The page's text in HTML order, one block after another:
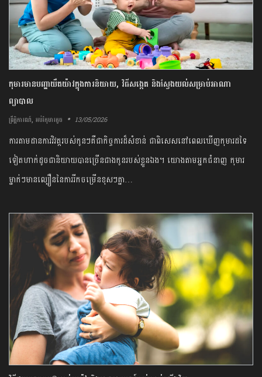
កុមារមានបញ្ហាយឺតយ៉ាវក្នុងការនិយាយ, វិធីសង្កេត និងស្វែងយល់សម្រាប់អាណា
ព្យាបាល
ព្រឹត្តិការណ៍, អប់រំកុមារតូច 13/05/2026
ការតាមដានការវិវត្តរបស់កូនៗគឺជាកិច្ចការដ៏សំខាន់ ជាពិសេសនៅពេលឃើញកុមារដទៃ
ទៀតហាក់ដូចជានិយាយបានច្រើនជាងកូនរបស់ខ្លួនឯង។ យោងតាមអ្នកជំនាញ កុមារ
ម្នាក់ៗមានល្បឿននៃការរីកចម្រើនខុសៗគ្នា…